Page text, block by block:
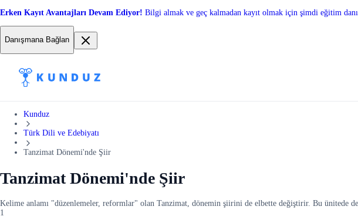
Erken Kayıt Avantajları Devam Ediyor! Bilgi almak ve geç kalmadan kayıt olmak için şimdi eğitim
Danışmana Bağlan
Kunduz
Türk Dili ve Edebiyatı
Tanzimat Dönemi'nde Şiir
Tanzimat Dönemi'nde Şiir
Kelime anlamı "düzenlemeler, reformlar" olan Tanzimat, dönemin şiirini de elbette değiştirir. Bu ünitede
1